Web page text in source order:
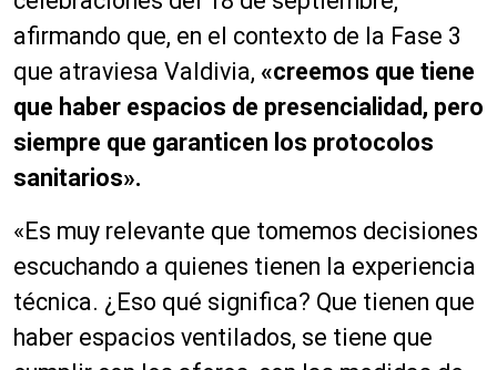
afirmando que, en el contexto de la Fase 3
que atraviesa Valdivia, «creemos que tiene
que haber espacios de presencialidad, pero
siempre que garanticen los protocolos
sanitarios».
«Es muy relevante que tomemos decisiones
escuchando a quienes tienen la experiencia
técnica. ¿Eso qué significa? Que tienen que
haber espacios ventilados, se tiene que